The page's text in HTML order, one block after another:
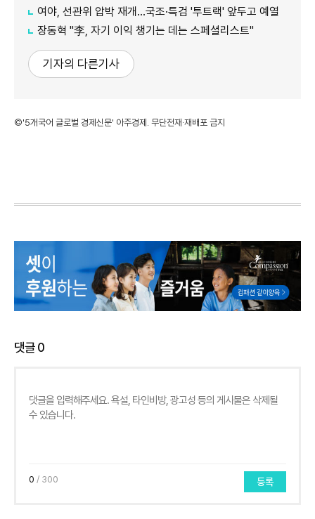
여야, 선관위 압박 재개…국조·특검 '투트랙' 앞두고 예열
장동혁 "李, 자기 이익 챙기는 데는 스페셜리스트"
기자의 다른기사
©'5개국어 글로벌 경제신문' 아주경제. 무단전재·재배포 금지
댓글0
0 / 300 등록